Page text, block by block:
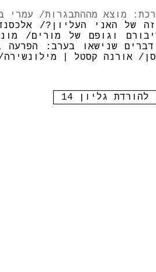
מוצא מההתבגרות/ עמרי
של האני העליון?/
תמר (בת 7) | דיבורם וגופם של
שנישאו בערב: הפרעה
אורנה קסטל |
להורדת גליון 14